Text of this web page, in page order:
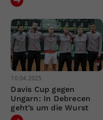
10.04.2025
Davis Cup gegen
Ungarn: In Debrecen
geht’s um die Wurst